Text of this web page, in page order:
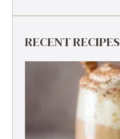
RECENT RECIPES